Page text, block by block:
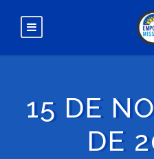
15 DE
DE